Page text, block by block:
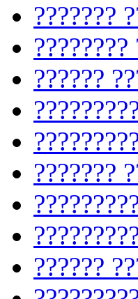
???????
????????
??????
???????
??????